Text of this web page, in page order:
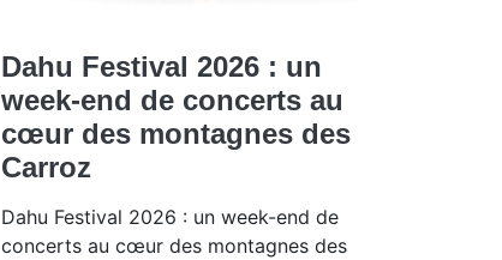
Dahu Festival 2026 : un
week-end de concerts au
cœur des montagnes des
Carroz
Dahu Festival 2026 : un week-end de
concerts au cœur des montagnes des